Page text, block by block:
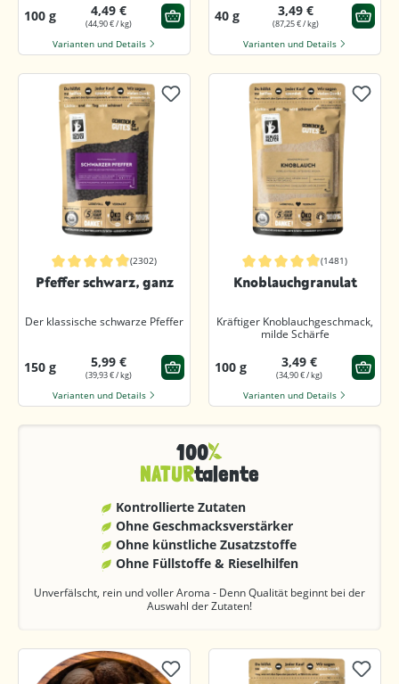
100 g 4,49 €
(44,90 € / kg)
Varianten und Details
40 g 3,49 €
(87,25 € / kg)
Varianten und Details
Durchschnittliche Bewertung von 4.9 von 5 Sternen
(2302)
Pfeffer schwarz, ganz
Der klassische schwarze Pfeffer
150 g 5,99 €
(39,93 € / kg)
Varianten und Details
Durchschnittliche Bewertung von
(1481)
Knoblauchgranulat
Kräftiger Knoblauchgeschmack,
milde Schärfe
100 g 3,49 €
(34,90 € / kg)
Varianten und Details
100
NATURtalente
Kontrollierte Zutaten
Ohne Geschmacks­verstärker
Ohne künstliche Zusatzstoffe
Ohne Füllstoffe & Rieselhilfen
Unverfälscht, rein und voller Aroma - Denn Qualität beginnt bei der
Auswahl der Zutaten!